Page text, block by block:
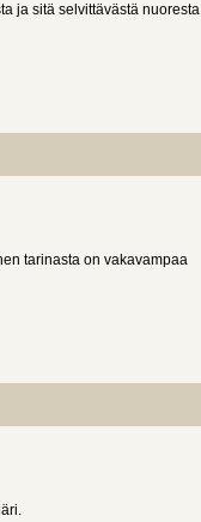
ja sitä selvittävästä nuoresta
tarinasta on vakavampaa